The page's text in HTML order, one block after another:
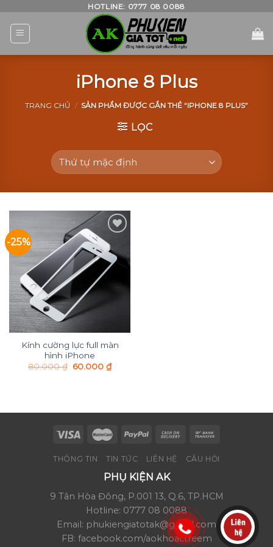
content
HOTLINE: 0777 08 0088
iPhone 8 Plus
TRANG CHỦ / SẢN PHẨM ĐƯỢC GẮN THẺ “IPHONE 8 PLUS”
LỌC
-25%
Add to
Wishlist
Kính cường lực full màn
hình iPhone
80.000₫ 60.000₫
THÔNG TIN TIN TỨC LIÊN HỆ CÂU HỎI
PHỤ KIỆN AK
9 Tân Hòa Đông, P.001 13, Q.6, TP.HCM
Hotline: 0777 08 0088
Email: phukiengiatotak@gmail.com
FB: facebook.com/aokhoactreem